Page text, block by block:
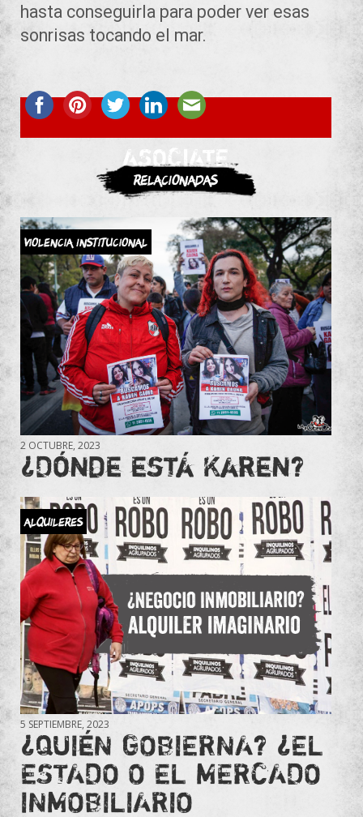
hasta conseguirla para poder ver esas
sonrisas tocando el mar.
ASOCIATE
Relacionadas
Violencia Institucional
2 OCTUBRE, 2023
¿Dónde está Karen?
Alquileres
5 SEPTIEMBRE, 2023
¿QUIÉN GOBIERNA? ¿EL
ESTADO O EL MERCADO
INMOBILIARIO